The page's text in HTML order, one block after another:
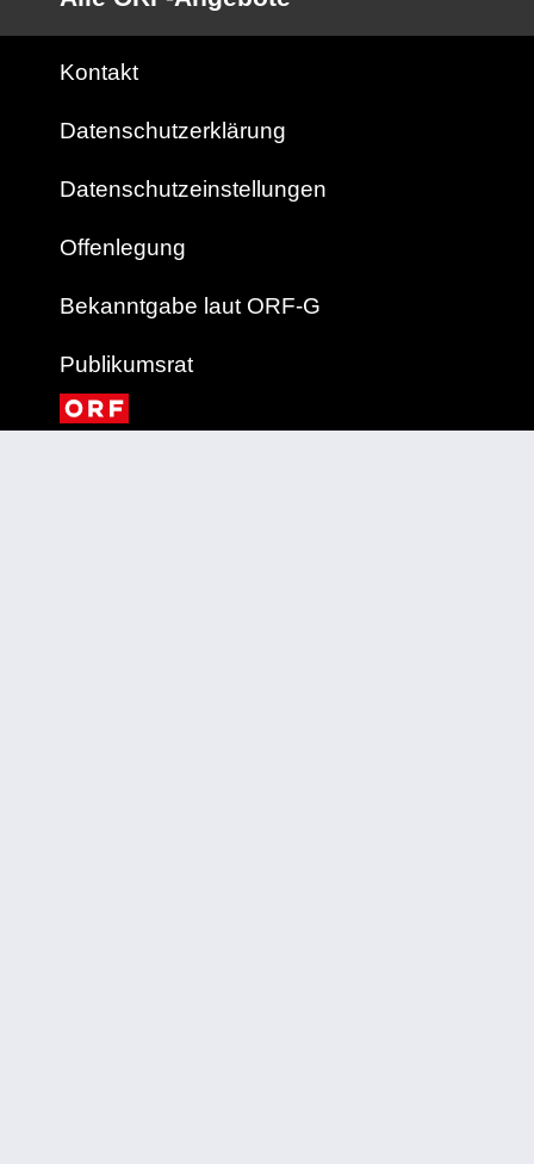
Kontakt
Datenschutzerklärung
Datenschutzeinstellungen
Offenlegung
Bekanntgabe laut ORF-G
Publikumsrat